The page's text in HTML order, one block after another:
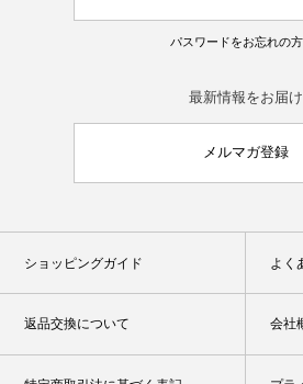
パスワードをお忘れの方
最新情報をお届け
メルマガ登録
ショッピングガイド よく
返品交換について 会社